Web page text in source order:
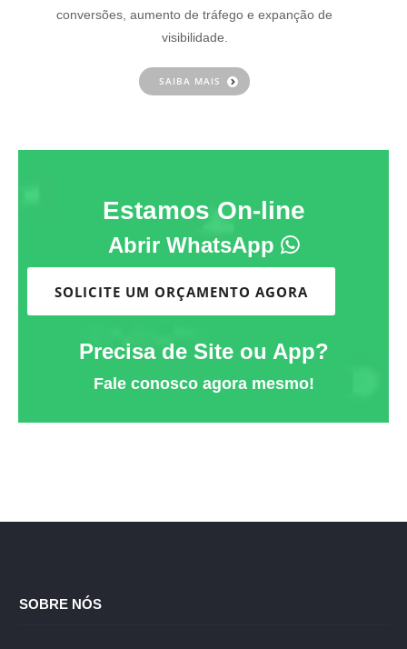
conversões, aumento de tráfego e expanção de
visibilidade.
SAIBA MAIS
Estamos On-line
Abrir WhatsApp
SOLICITE UM ORÇAMENTO AGORA
Precisa de Site ou App?
Fale conosco agora mesmo!
SOBRE NÓS